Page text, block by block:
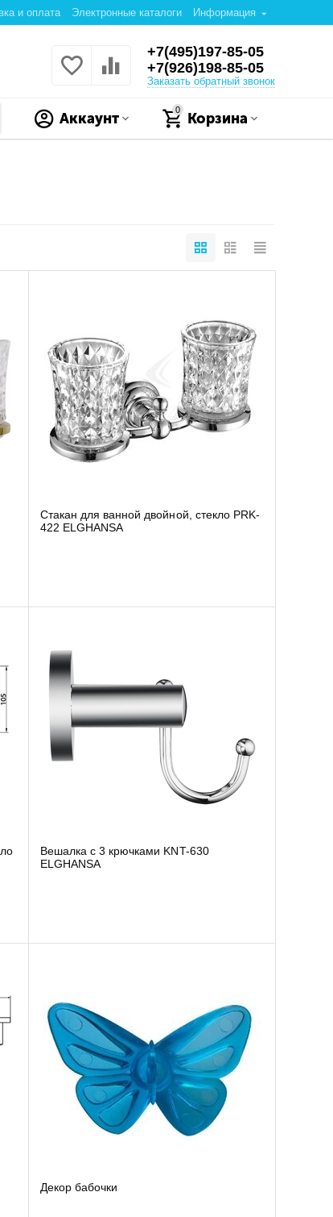
и оплата Электронные каталоги Информация
+7(495)197-85-05
+7(926)198-85-05
Заказать обратный звонок
0
Корзина
Аккаунт
Cтакан для ванной двойной, стекло PRK-
422 ELGHANSA
Вешалка с 3 крючками KNT-630
ELGHANSA
Декор бабочки